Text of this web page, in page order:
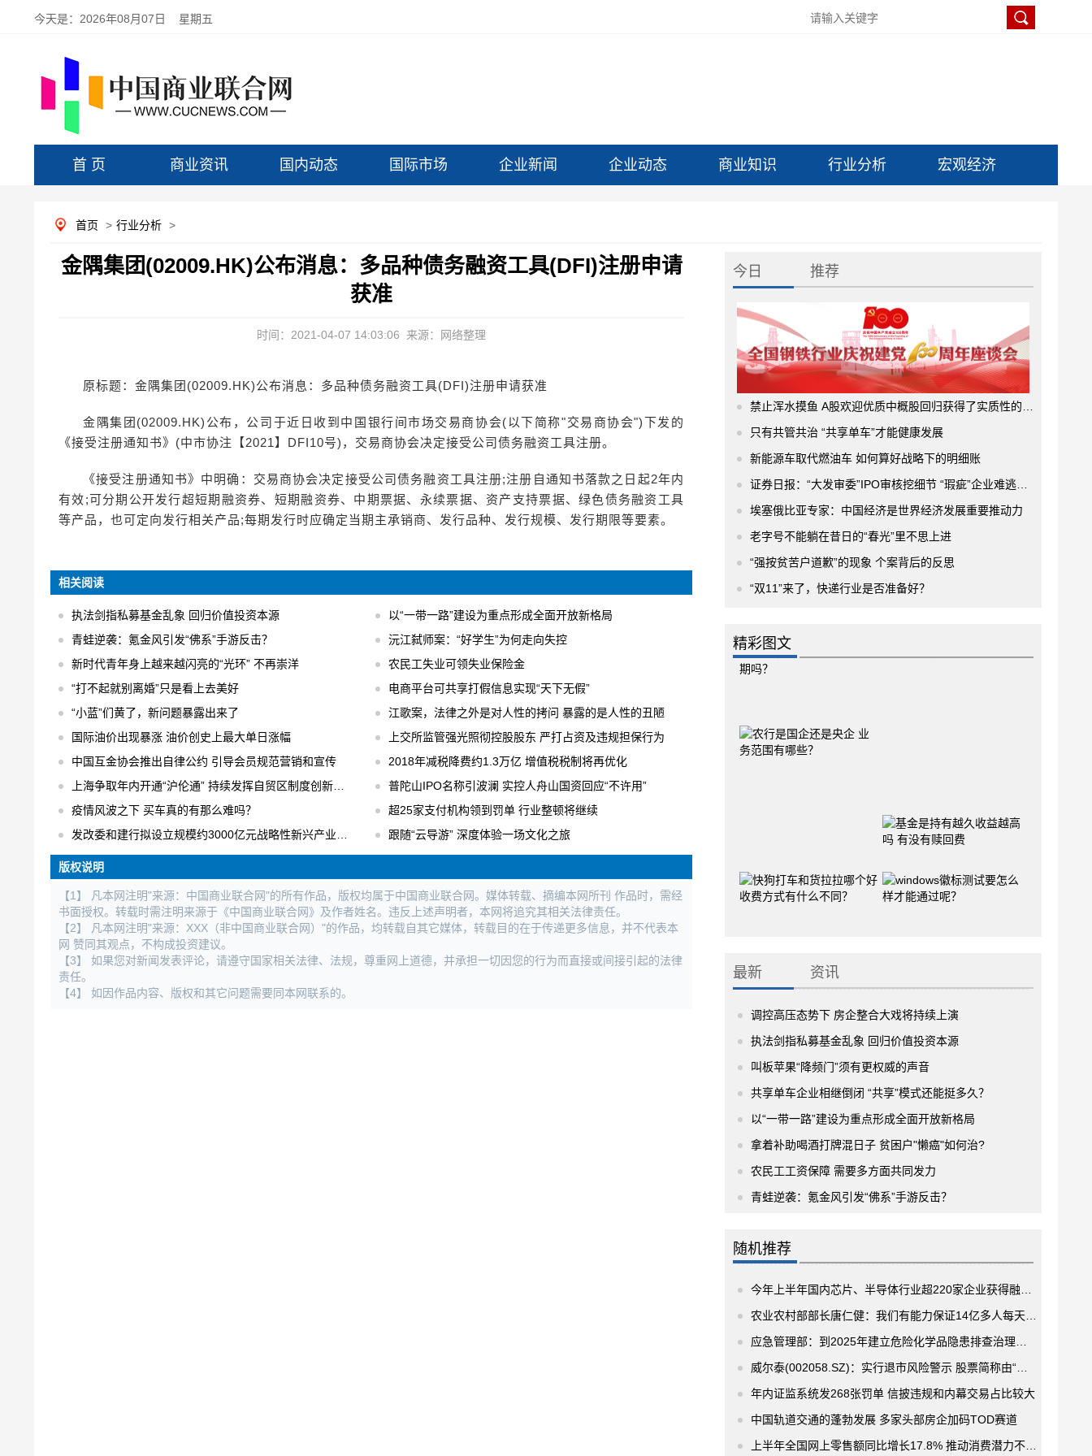
今天是： 2026年08月07日 星期五
首 页 商业资讯 国内动态 国际市场 企业新闻 企业动态 商业知识 行业分析 宏观经济
首页 > 行业分析 >
金隅集团(02009.HK)公布消息：多品种债务融资工具(DFI)注册申请
获准
时间：2021-04-07 14:03:06 来源：网络整理
原标题：金隅集团(02009.HK)公布消息：多品种债务融资工具(DFI)注册申请获准
金隅集团(02009.HK)公布，公司于近日收到中国银行间市场交易商协会(以下简称"交易商协会")下发的
《接受注册通知书》(中市协注【2021】DFI10号)，交易商协会决定接受公司债务融资工具注册。
《接受注册通知书》中明确：交易商协会决定接受公司债务融资工具注册;注册自通知书落款之日起2年内
有效;可分期公开发行超短期融资券、短期融资券、中期票据、永续票据、资产支持票据、绿色债务融资工具
等产品，也可定向发行相关产品;每期发行时应确定当期主承销商、发行品种、发行规模、发行期限等要素。
相关阅读
执法剑指私募基金乱象 回归价值投资本源
以“一带一路”建设为重点形成全面开放新格局
青蛙逆袭：氪金风引发“佛系”手游反击？
沅江弑师案：“好学生”为何走向失控
新时代青年身上越来越闪亮的“光环” 不再崇洋
农民工失业可领失业保险金
“打不起就别离婚”只是看上去美好
电商平台可共享打假信息实现“天下无假”
“小蓝”们黄了，新问题暴露出来了
江歌案，法律之外是对人性的拷问 暴露的是人性的丑陋
国际油价出现暴涨 油价创史上最大单日涨幅
上交所监管强光照彻控股股东 严打占资及违规担保行为
中国互金协会推出自律公约 引导会员规范营销和宣传
2018年减税降费约1.3万亿 增值税税制将再优化
上海争取年内开通“沪伦通” 持续发挥自贸区制度创新优势
普陀山IPO名称引波澜 实控人舟山国资回应“不许用”
疫情风波之下 买车真的有那么难吗？
超25家支付机构领到罚单 行业整顿将继续
发改委和建行拟设立规模约3000亿元战略性新兴产业发展基金
跟随“云导游” 深度体验一场文化之旅
版权说明
【1】 凡本网注明"来源：中国商业联合网"的所有作品，版权均属于中国商业联合网。媒体转载、摘编本网所刊 作品时，需经
书面授权。转载时需注明来源于《中国商业联合网》及作者姓名。违反上述声明者，本网将追究其相关法律责任。
【2】 凡本网注明"来源：XXX（非中国商业联合网）"的作品，均转载自其它媒体，转载目的在于传递更多信息，并不代表本
网 赞同其观点，不构成投资建议。
【3】 如果您对新闻发表评论，请遵守国家相关法律、法规，尊重网上道德，并承担一切因您的行为而直接或间接引起的法律
责任。
【4】 如因作品内容、版权和其它问题需要同本网联系的。
今日 推荐
禁止浑水摸鱼 A股欢迎优质中概股回归获得了实质性的进展
只有共管共治 “共享单车”才能健康发展
新能源车取代燃油车 如何算好战略下的明细账
证券日报：“大发审委”IPO审核挖细节 “瑕疵”企业难逃法眼
埃塞俄比亚专家：中国经济是世界经济发展重要推动力
老字号不能躺在昔日的“春光”里不思上进
“强按贫苦户道歉”的现象 个案背后的反思
“双11”来了，快递行业是否准备好？
精彩图文
最新 资讯
调控高压态势下 房企整合大戏将持续上演
执法剑指私募基金乱象 回归价值投资本源
叫板苹果“降频门”须有更权威的声音
共享单车企业相继倒闭 “共享”模式还能挺多久？
以“一带一路”建设为重点形成全面开放新格局
拿着补助喝酒打牌混日子 贫困户"懒癌"如何治?
农民工工资保障 需要多方面共同发力
青蛙逆袭：氪金风引发“佛系”手游反击？
随机推荐
今年上半年国内芯片、半导体行业超220家企业获得融资 总融资规模近400亿元
农业农村部部长唐仁健：我们有能力保证14亿多人每天到点开饭不饿肚子
应急管理部：到2025年建立危险化学品隐患排查治理和预防控制体系
威尔泰(002058.SZ)：实行退市风险警示 股票简称由“威尔泰”变更为“*ST威尔”
年内证监系统发268张罚单 信披违规和内幕交易占比较大
中国轨道交通的蓬勃发展 多家头部房企加码TOD赛道
上半年全国网上零售额同比增长17.8% 推动消费潜力不断释放